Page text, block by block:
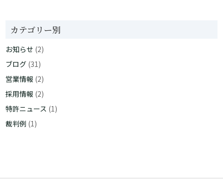
カテゴリー別
お知らせ (2)
ブログ (31)
営業情報 (2)
採用情報 (2)
特許ニュース (1)
裁判例 (1)